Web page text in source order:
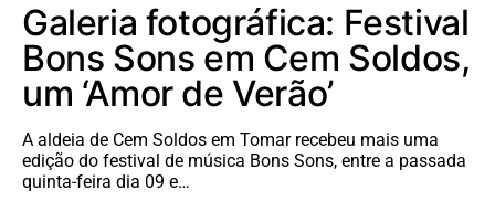
Galeria fotográfica: Festival
Bons Sons em Cem Soldos,
um ‘Amor de Verão’
A aldeia de Cem Soldos em Tomar recebeu mais uma
edição do festival de música Bons Sons, entre a passada
quinta-feira dia 09 e…